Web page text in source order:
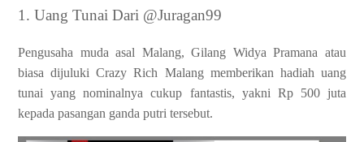
1. Uang Tunai Dari @Juragan99
Pengusaha muda asal Malang, Gilang Widya Pramana atau
biasa dijuluki Crazy Rich Malang memberikan hadiah uang
tunai yang nominalnya cukup fantastis, yakni Rp 500 juta
kepada pasangan ganda putri tersebut.